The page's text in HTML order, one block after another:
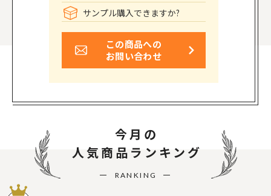
サンプル購入できますか?
この商品への
お問い合わせ
今月の
人気商品ランキング
RANKING